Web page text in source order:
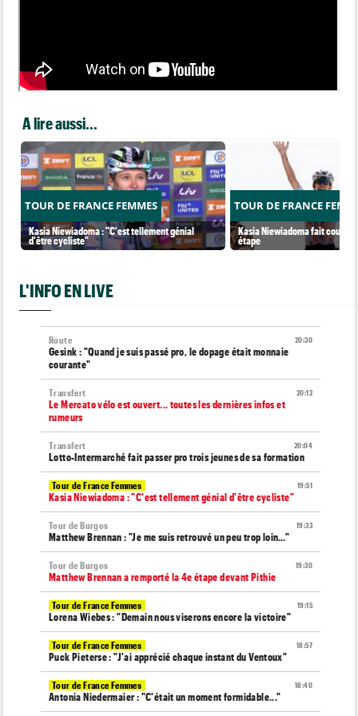
A lire aussi...
TOUR DE FRANCE FEMMES
Kasia Niewiadoma : "C'est tellement génial
d'être cycliste"
TOUR DE FRANCE
Kasia Niewiadoma fait coup
étape
L'INFO EN LIVE
20:30
Route
Gesink : "Quand je suis passé pro, le dopage était monnaie
courante"
20:12
Transfert
Le Mercato vélo est ouvert... toutes les dernières infos et
rumeurs
20:04
Transfert
Lotto-Intermarché fait passer pro trois jeunes de sa formation
19:51
Tour de France Femmes
Kasia Niewiadoma : "C'est tellement génial d'être cycliste"
19:33
Tour de Burgos
Matthew Brennan : "Je me suis retrouvé un peu trop loin…"
19:30
Tour de Burgos
Matthew Brennan a remporté la 4e étape devant Pithie
19:15
Tour de France Femmes
Lorena Wiebes : "Demain nous viserons encore la victoire"
18:57
Tour de France Femmes
Puck Pieterse : "J'ai apprécié chaque instant du Ventoux"
18:40
Tour de France Femmes
Antonia Niedermaier : "C'était un moment formidable..."